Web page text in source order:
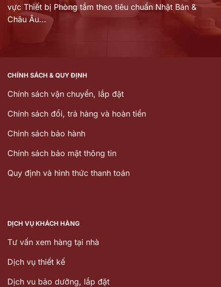
vực Thiết bị Phòng tắm theo tiêu chuẩn Nhật Bản &
Châu Âu...
CHÍNH SÁCH & QUY ĐỊNH
Chính sách vận chuyển, lắp đặt
Chính sách đổi, trả hàng và hoàn tiền
Chinh sách bảo hành
Chính sách bảo mật thông tin
Quy định và hình thức thanh toán
DỊCH VỤ KHÁCH HÀNG
Tư vấn xem hàng tại nhà
Dịch vụ thiết kế
Dịch vu bảo dưỡng, lắp đặt